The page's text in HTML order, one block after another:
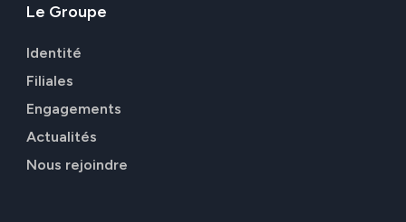
Le Groupe
Identité
Filiales
Engagements
Actualités
Nous rejoindre